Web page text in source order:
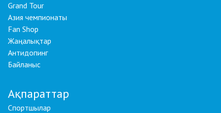
Grand Tour
Азия чемпионаты
Fan Shop
Жаңалықтар
Антидопинг
Байланыс
Ақпараттар
Спортшылар